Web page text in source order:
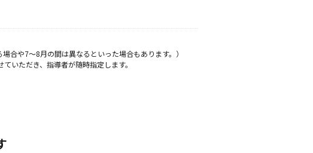
合や7～8月の間は異なるといった場合もあります。）
いただき、指導者が随時指定します。